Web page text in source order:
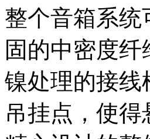
整个音箱系统
固的中密度
镍处理的接线
吊挂点，使